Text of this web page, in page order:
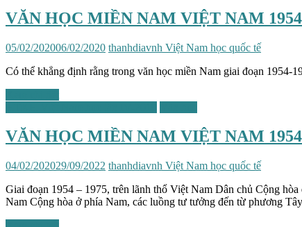
VĂN HỌC MIỀN NAM VIỆT NAM
05/02/202006/02/2020 thanhdiavnh Việt Nam học quốc tế
Có thể khẳng định rằng trong văn học miền Nam giai đoạn 1954-
VĂN HỌC MIỀN NAM VIỆT NAM
04/02/202029/09/2022 thanhdiavnh Việt Nam học quốc tế
Giai đoạn 1954 – 1975, trên lãnh thổ Việt Nam Dân chủ Cộng
Nam Cộng hòa ở phía Nam, các luồng tư tưởng đến từ phương